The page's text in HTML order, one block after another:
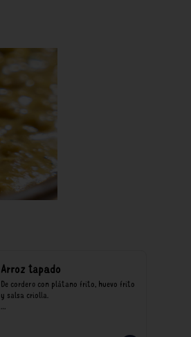
Arroz tapado
De cordero con plátano frito, huevo frito
y salsa criolla.